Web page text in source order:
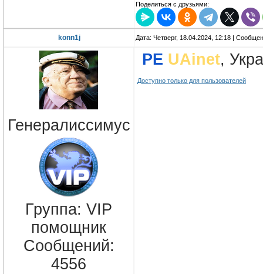
Поделиться с друзьями:
konn1j Дата: Четверг, 18.04.2024, 12:18 |
Генералиссимус
Группа: VIP
помощник
Сообщений:
4556
PE UAinet,
Доступно только для пользователей